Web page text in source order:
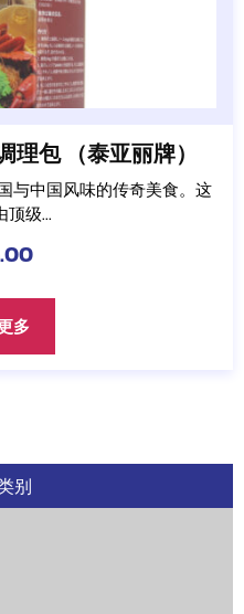
别
包 （泰亚丽牌）
与中国风味的传奇美食。这
顶级...
多